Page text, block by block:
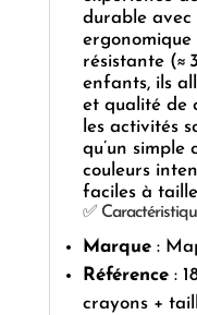
durable
résistante (≈
enfants, ils
et qualité de
les activités
qu’un simple
couleurs
faciles à
✅
Marque:
Référence:
crayons +